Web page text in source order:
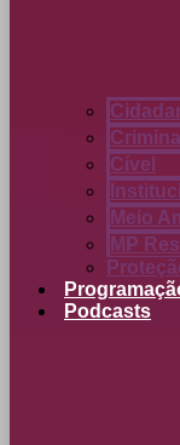
Criminal
Cível
Meio
MP
Podcasts